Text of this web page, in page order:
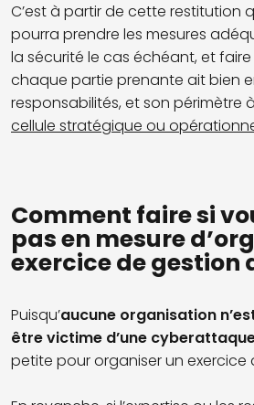
C’est à partir de cette restitution
pourra prendre les mesures
la sécurité le cas échéant, et
chaque partie prenante ait bien
responsabilités, et son périmètre
cellule stratégique ou
Comment faire si
pas en mesure
exercice de gestion
Puisqu’aucune organisation
être victime d’une
petite pour organiser un exercice